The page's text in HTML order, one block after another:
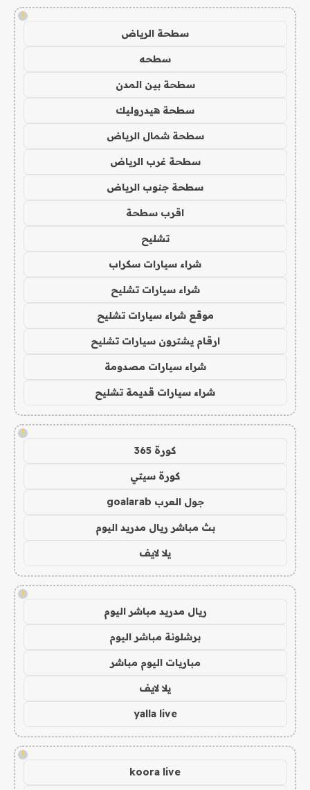
!
سطحة الرياض
سطحه
سطحة بين المدن
سطحة هيدروليك
سطحة شمال الرياض
سطحة غرب الرياض
سطحة جنوب الرياض
اقرب سطحة
تشليح
شراء سيارات سكراب
شراء سيارات تشليح
موقع شراء سيارات تشليح
ارقام يشترون سيارات تشليح
شراء سيارات مصدومة
شراء سيارات قديمة تشليح
!
كورة 365
كورة سيتي
جول العرب goalarab
بث مباشر ريال مدريد اليوم
يلا لايف
!
ريال مدريد مباشر اليوم
برشلونة مباشر اليوم
مباريات اليوم مباشر
يلا لايف
yalla live
!
koora live